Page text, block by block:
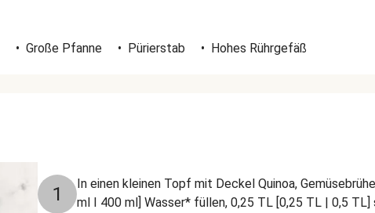
• Große Pfanne • Pürierstab • Hohes Rührgefäß
1
In einen kleinen Topf mit Deckel Quinoa,
ml I 400 ml] Wasser* füllen, 0,25 TL [0,25 TL | 0,5 TL]